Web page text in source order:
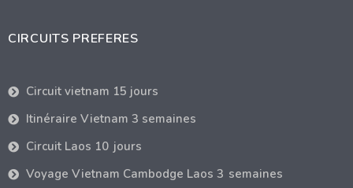
CIRCUITS PREFERES
Circuit vietnam 15 jours
Itinéraire Vietnam 3 semaines
Circuit Laos 10 jours
Voyage Vietnam Cambodge Laos 3 semaines